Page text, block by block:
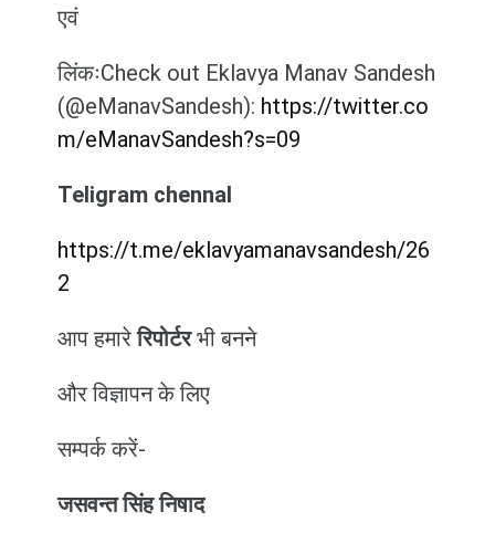
एवं
लिंकःCheck out Eklavya Manav Sandesh
(@eManavSandesh): https://twitter.co
m/eManavSandesh?s=09
Teligram chennal
https://t.me/eklavyamanavsandesh/26
2
आप हमारेरिपोर्टरभी बनने
और विज्ञापन के लिए
सम्पर्क करें-
जसवन्त सिंह निषाद